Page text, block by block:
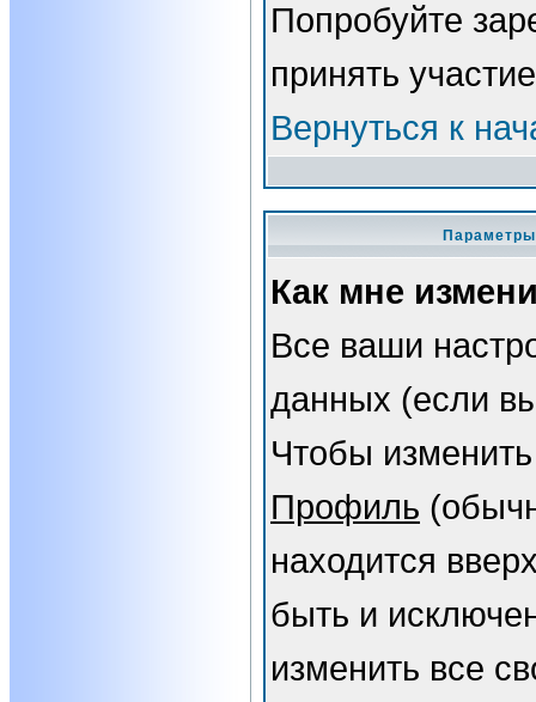
Попробуйте
принять
Вернуться к
Как мне
Все ваши
данных (если
Чтобы
Профиль
находится
быть и
изменить все